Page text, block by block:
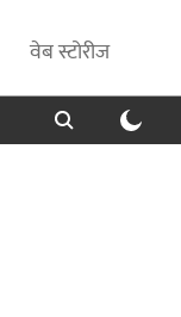
वेब स्टोरीज